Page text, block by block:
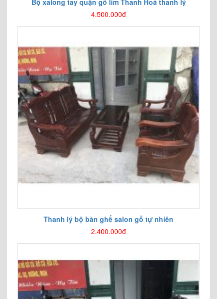
Bộ xalong tay quận gỗ lim Thanh Hoá thanh lý
4.500.000đ
Thanh lý bộ bàn ghế salon gỗ tự nhiên
2.400.000đ